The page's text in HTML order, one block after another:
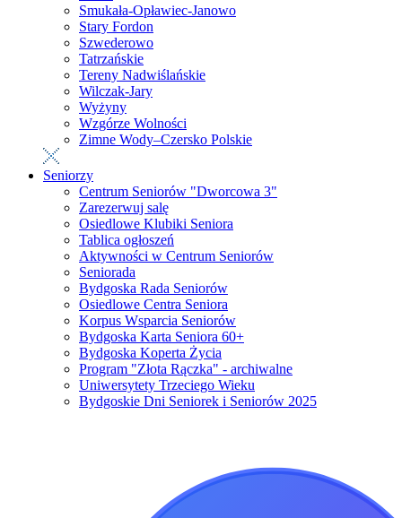
Smukała-Opławiec-Janowo
Stary Fordon
Szwederowo
Tatrzańskie
Tereny Nadwiślańskie
Wilczak-Jary
Wyżyny
Wzgórze Wolności
Zimne Wody–Czersko Polskie
Seniorzy
Centrum Seniorów "Dworcowa 3"
Zarezerwuj salę
Osiedlowe Klubiki Seniora
Tablica ogłoszeń
Aktywności w Centrum Seniorów
Seniorada
Bydgoska Rada Seniorów
Osiedlowe Centra Seniora
Korpus Wsparcia Seniorów
Bydgoska Karta Seniora 60+
Bydgoska Koperta Życia
Program "Złota Rączka" - archiwalne
Uniwersytety Trzeciego Wieku
Bydgoskie Dni Seniorek i Seniorów 2025